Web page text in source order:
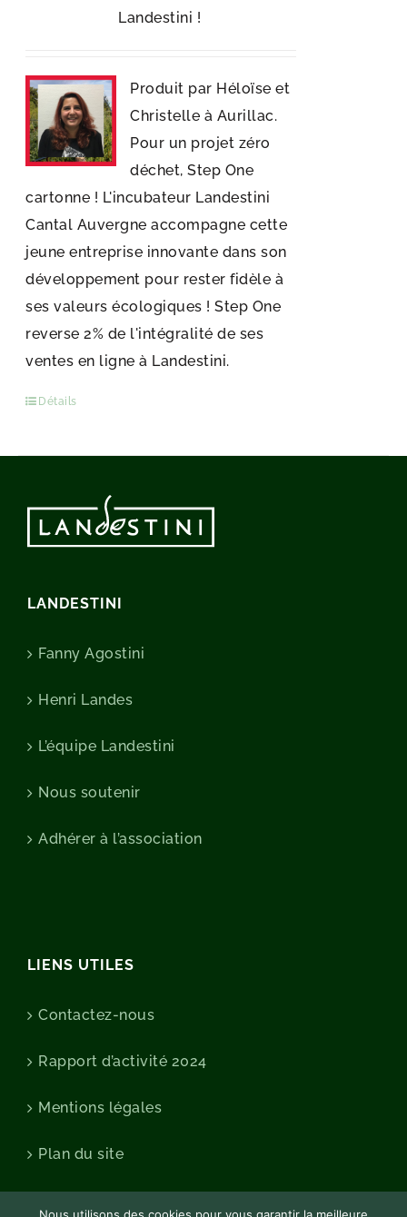
Landestini !
Produit par Héloïse et
Christelle à Aurillac.
Pour un projet zéro
déchet, Step One
cartonne ! L'incubateur Landestini
Cantal Auvergne accompagne cette
jeune entreprise innovante dans son
développement pour rester fidèle à
ses valeurs écologiques ! Step One
reverse 2% de l'intégralité de ses
ventes en ligne à Landestini.
Détails
LANDESTINI
Fanny Agostini
Henri Landes
L’équipe Landestini
Nous soutenir
Adhérer à l’association
LIENS UTILES
Contactez-nous
Rapport d’activité 2024
Mentions légales
Plan du site